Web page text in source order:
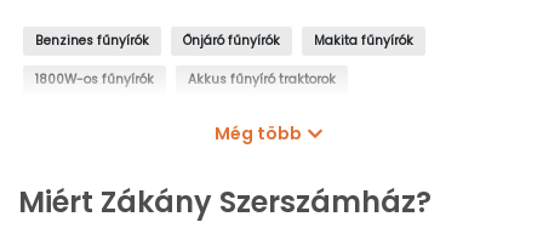
Benzines fűnyírók Önjáró fűnyírók Makita fűnyírók
1800W-os fűnyírók Akkus fűnyíró traktorok
Még több
Miért Zákány Szerszámház?